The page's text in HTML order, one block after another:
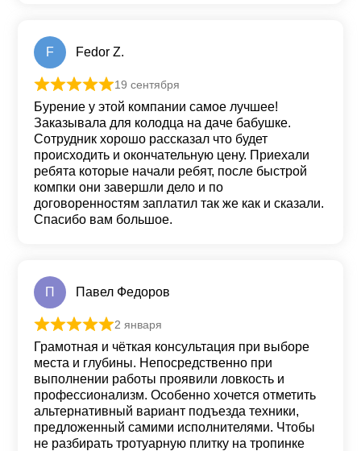
F Fedor Z.
Оценка
19 сентября
Бурение у этой компании самое лучшее!
Заказывала для колодца на даче бабушке.
Сотрудник хорошо рассказал что будет
происходить и окончательную цену. Приехали
ребята которые начали ребят, после быстрой
компки они завершли дело и по
договоренностям заплатил так же как и сказали.
Спасибо вам большое.
П Павел Федоров
Оценка из 5
2 января
Грамотная и чёткая консультация при выборе
места и глубины. Непосредственно при
выполнении работы проявили ловкость и
профессионализм. Особенно хочется отметить
альтернативный вариант подъезда техники,
предложенный самими исполнителями. Чтобы
не разбирать тротуарную плитку на тропинке